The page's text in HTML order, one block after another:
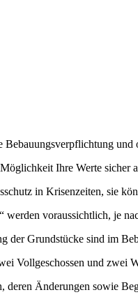
und
Ihre Werte sicher
in Krisenzeiten, sie
voraussichtlich, je
der Grundstücke sind im
Vollgeschossen und zwei
deren Änderungen sowie